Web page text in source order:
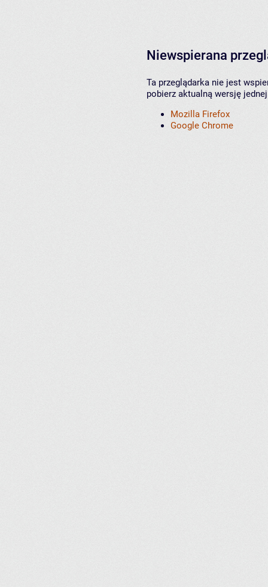
Niewspierana
Ta przeglądarka nie jest
pobierz aktualną wersję
Mozilla Firefox
Google Chrome